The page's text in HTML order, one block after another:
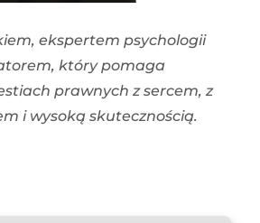
ekspertem psychologii
który pomaga
prawnych z sercem, z
i wysoką skutecznością.